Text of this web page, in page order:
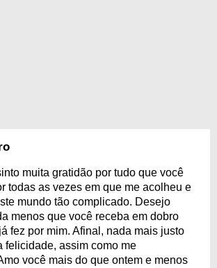
muita gratidão por tudo que você
todas as vezes em que me acolheu e
mundo tão complicado. Desejo
menos que você receba em dobro
fez por mim. Afinal, nada mais justo
felicidade, assim como me
você mais do que ontem e menos